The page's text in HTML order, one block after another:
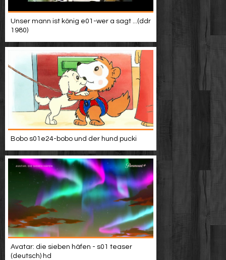
Unser mann ist könig e01-wer a sagt ...(ddr
1980)
Bobo s01e24-bobo und der hund pucki
Avatar: die sieben häfen - s01 teaser
(deutsch) hd